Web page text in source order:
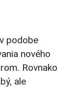
podobe
nového
Rovnako
ale